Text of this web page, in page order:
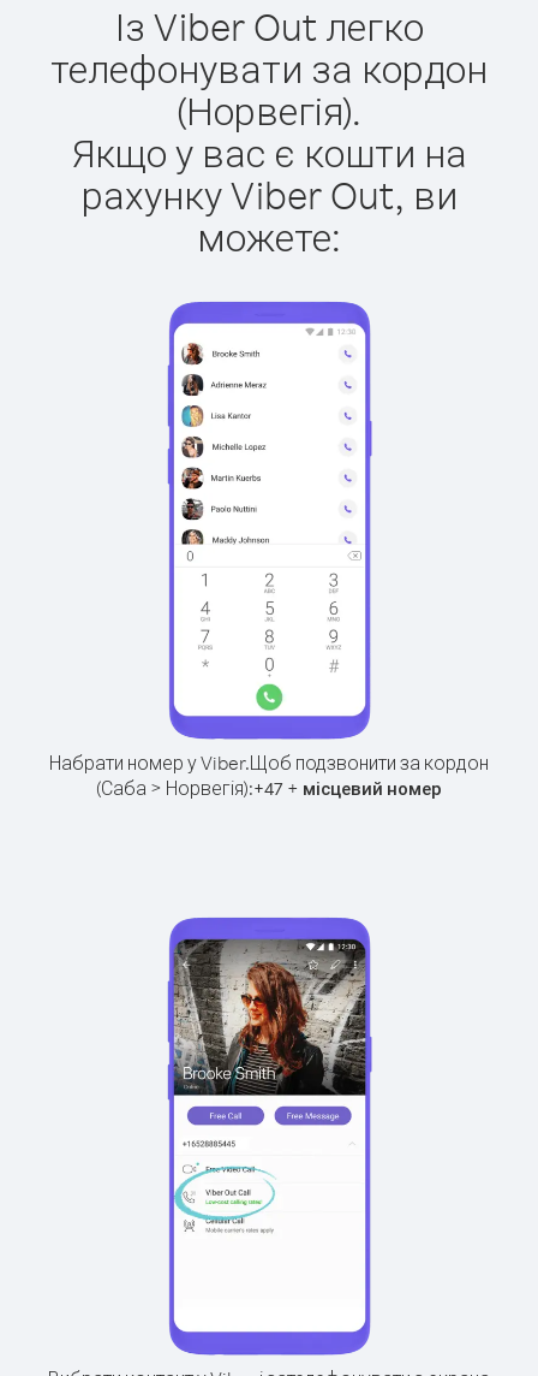
Із Viber Out легко
телефонувати за кордон
(Норвегія).
Якщо у вас є кошти на
рахунку Viber Out, ви
можете:
Набрати номер у Viber.Щоб подзвонити за кордон
(Саба > Норвегія):+47 + місцевий номер